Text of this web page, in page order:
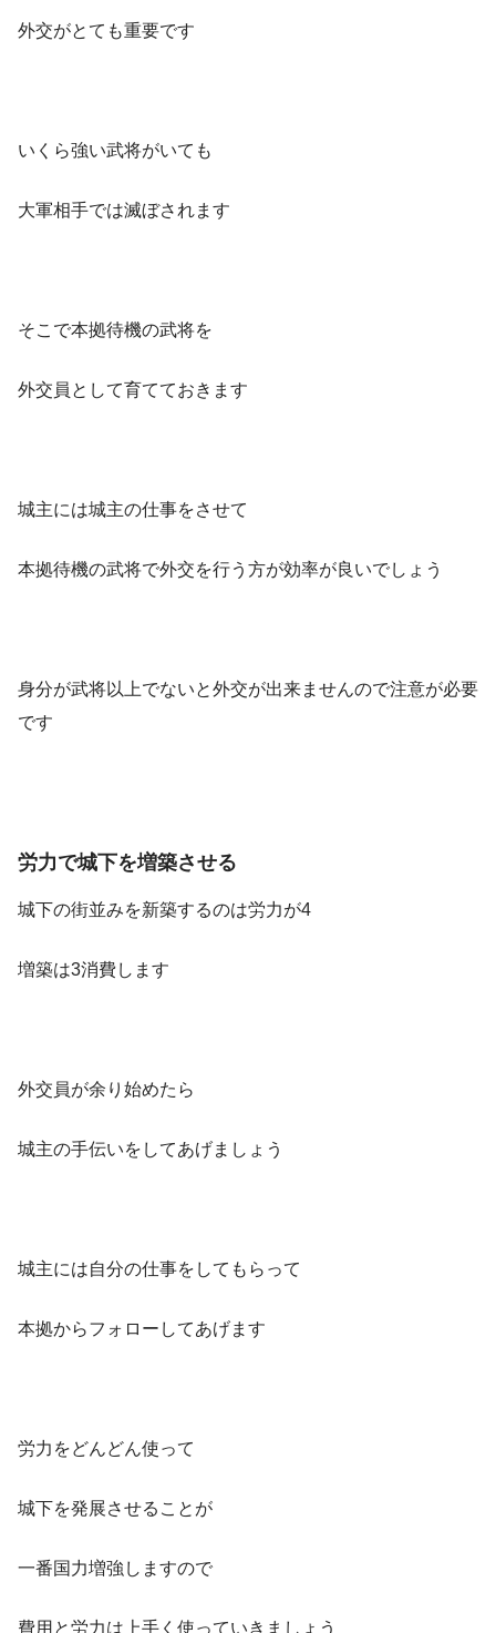
外交がとても重要です
いくら強い武将がいても
大軍相手では滅ぼされます
そこで本拠待機の武将を
外交員として育てておきます
城主には城主の仕事をさせて
本拠待機の武将で外交を行う方が効率が良いでしょう
身分が武将以上でないと外交が出来ませんので注意が必要
です
労力で城下を増築させる
城下の街並みを新築するのは労力が4
増築は3消費します
外交員が余り始めたら
城主の手伝いをしてあげましょう
城主には自分の仕事をしてもらって
本拠からフォローしてあげます
労力をどんどん使って
城下を発展させることが
一番国力増強しますので
費用と労力は上手く使っていきましょう